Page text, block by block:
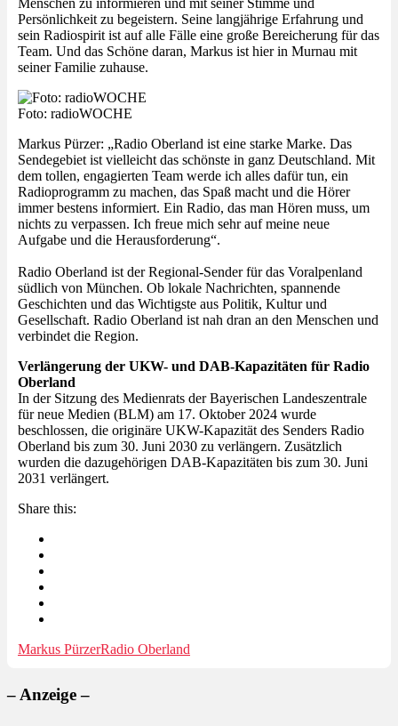
Persönlichkeit zu begeistern. Seine langjährige Erfahrung und
sein Radiospirit ist auf alle Fälle eine große Bereicherung für das
Team. Und das Schöne daran, Markus ist hier in Murnau mit
seiner Familie zuhause.
Foto: radioWOCHE
Markus Pürzer: „Radio Oberland ist eine starke Marke. Das
Sendegebiet ist vielleicht das schönste in ganz Deutschland. Mit
dem tollen, engagierten Team werde ich alles dafür tun, ein
Radioprogramm zu machen, das Spaß macht und die Hörer
immer bestens informiert. Ein Radio, das man Hören muss, um
nichts zu verpassen. Ich freue mich sehr auf meine neue
Aufgabe und die Herausforderung“.
Radio Oberland ist der Regional-Sender für das Voralpenland
südlich von München. Ob lokale Nachrichten, spannende
Geschichten und das Wichtigste aus Politik, Kultur und
Gesellschaft. Radio Oberland ist nah dran an den Menschen und
verbindet die Region.
Verlängerung der UKW- und DAB-Kapazitäten für Radio
Oberland
In der Sitzung des Medienrats der Bayerischen Landeszentrale
für neue Medien (BLM) am 17. Oktober 2024 wurde
beschlossen, die originäre UKW-Kapazität des Senders Radio
Oberland bis zum 30. Juni 2030 zu verlängern. Zusätzlich
wurden die dazugehörigen DAB-Kapazitäten bis zum 30. Juni
2031 verlängert.
Share this:
Markus PürzerRadio Oberland
– Anzeige –